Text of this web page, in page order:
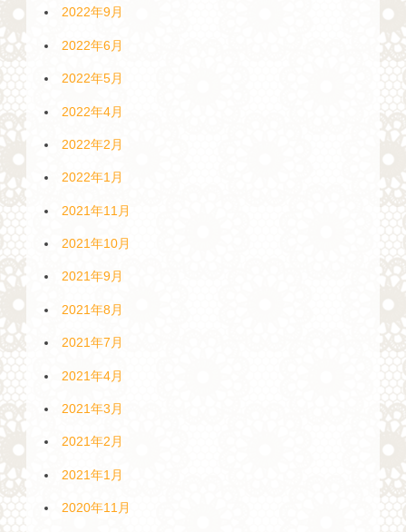
2022年9月
2022年6月
2022年5月
2022年4月
2022年2月
2022年1月
2021年11月
2021年10月
2021年9月
2021年8月
2021年7月
2021年4月
2021年3月
2021年2月
2021年1月
2020年11月